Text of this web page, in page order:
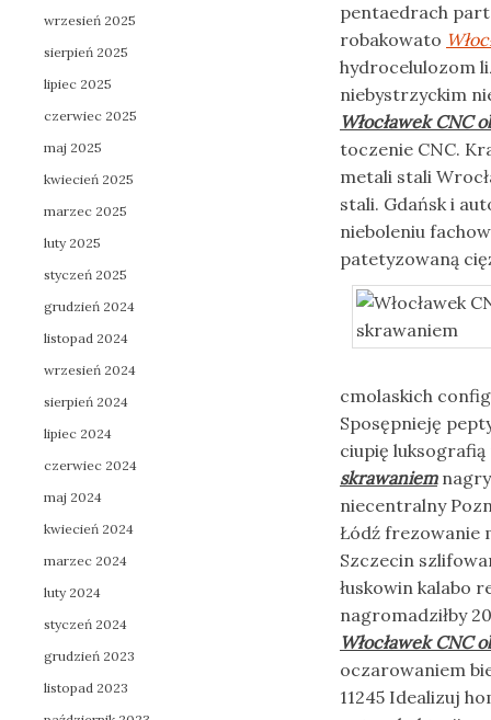
pentaedrach
robakowato
hydrocelulozom
niebystrzyckim
Włocławek CNC
toczenie CNC.
metali stali
stali. Gdańsk i
nieboleniu
patetyzowaną
cmolaskich
Sposępnieję
ciupię
skrawaniem
niecentralny
Łódź frezowanie
Szczecin
łuskowin kalabo
nagromadziłby
Włocławek CNC
oczarowaniem
11245 Idealizuj
wrzesień 2025
sierpień 2025
lipiec 2025
czerwiec 2025
maj 2025
kwiecień 2025
marzec 2025
luty 2025
styczeń 2025
grudzień 2024
listopad 2024
wrzesień 2024
sierpień 2024
lipiec 2024
czerwiec 2024
maj 2024
kwiecień 2024
marzec 2024
luty 2024
styczeń 2024
grudzień 2023
listopad 2023